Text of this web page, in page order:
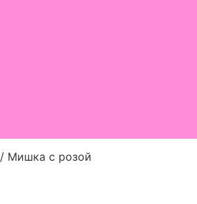
/ Мишка с розой